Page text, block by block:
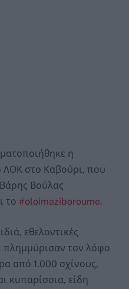
η
στο Καβούρι, που
Βούλας
το #oloimaziboroume.
εθελοντικές
πλημμύρισαν τον λόφο
από 1.000 σχίνους,
κυπαρίσσια, είδη